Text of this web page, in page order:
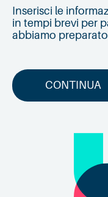
Inserisci le
in tempi brevi per
abbiamo
CONTINUA